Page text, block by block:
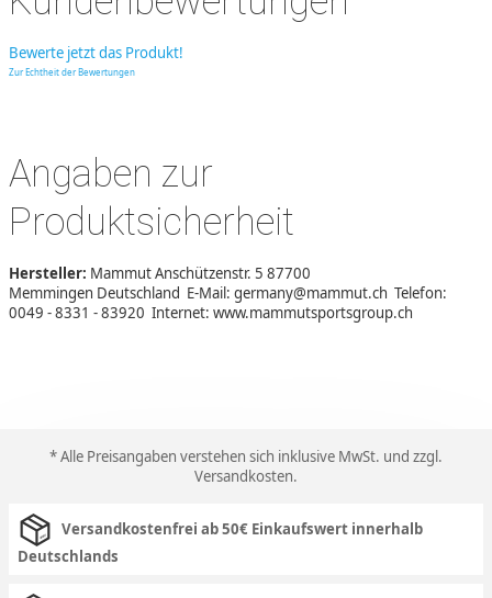
Bewerte jetzt das Produkt!
Zur Echtheit der Bewertungen
Angaben zur
Produktsicherheit
Hersteller: Mammut Anschützenstr. 5 87700
Memmingen Deutschland E-Mail: germany@mammut.ch Telefon:
0049 - 8331 - 83920 Internet: www.mammutsportsgroup.ch
* Alle Preisangaben verstehen sich inklusive MwSt. und zzgl.
Versandkosten.
Versandkostenfrei ab 50€ Einkaufswert innerhalb
Deutschlands